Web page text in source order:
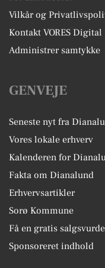
Vilkår og
Kontakt VORES Digital
Administrer samtykke
GENVEJE
Seneste nyt fra
Vores lokale erhverv
Kalenderen for
Fakta om Dianalund
Erhvervsartikler
Sorø Kommune
Få en gratis
Sponsoreret indhold